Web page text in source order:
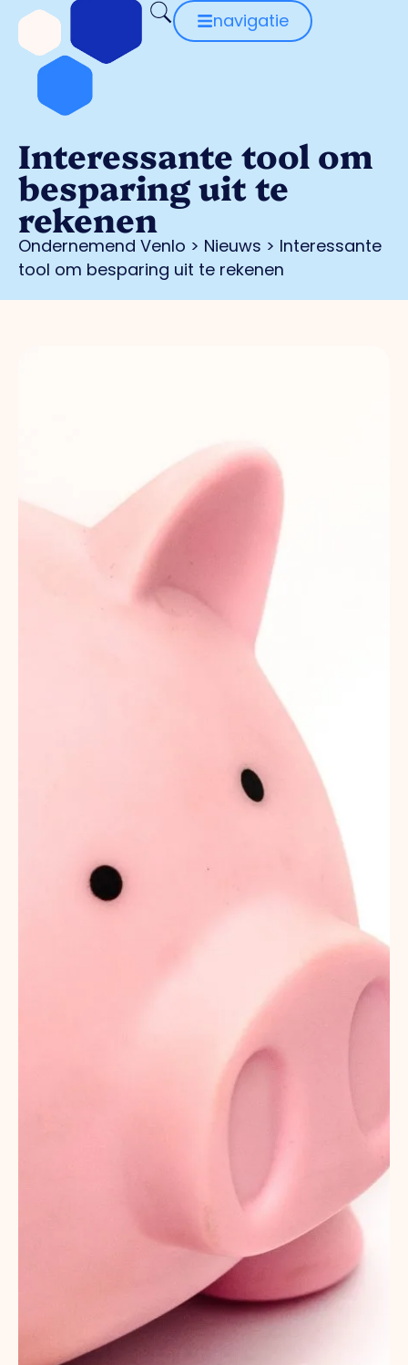
navigatie
Interessante tool om
besparing uit te
rekenen
Ondernemend Venlo > Nieuws > Interessante
tool om besparing uit te rekenen